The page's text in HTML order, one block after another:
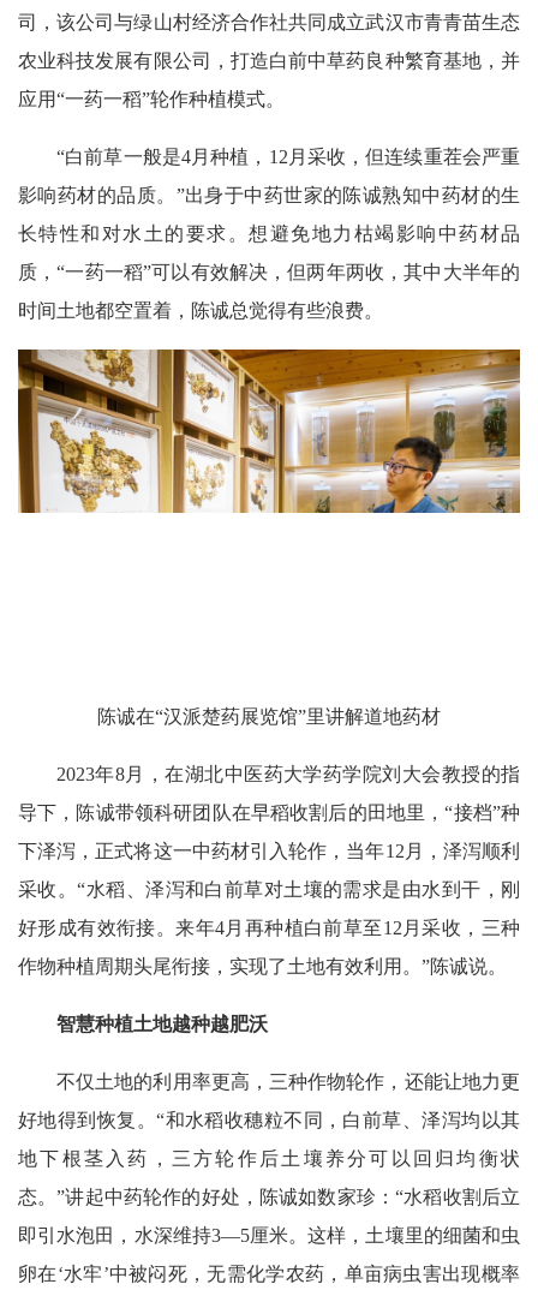
司，该公司与绿山村经济合作社共同成立武汉市青青苗生态
农业科技发展有限公司，打造白前中草药良种繁育基地，并
应用“一药一稻”轮作种植模式。
“白前草一般是4月种植，12月采收，但连续重茬会严重
影响药材的品质。”出身于中药世家的陈诚熟知中药材的生
长特性和对水土的要求。想避免地力枯竭影响中药材品
质，“一药一稻”可以有效解决，但两年两收，其中大半年的
时间土地都空置着，陈诚总觉得有些浪费。
陈诚在“汉派楚药展览馆”里讲解道地药材
2023年8月，在湖北中医药大学药学院刘大会教授的指
导下，陈诚带领科研团队在早稻收割后的田地里，“接档”种
下泽泻，正式将这一中药材引入轮作，当年12月，泽泻顺利
采收。“水稻、泽泻和白前草对土壤的需求是由水到干，刚
好形成有效衔接。来年4月再种植白前草至12月采收，三种
作物种植周期头尾衔接，实现了土地有效利用。”陈诚说。
智慧种植土地越种越肥沃
不仅土地的利用率更高，三种作物轮作，还能让地力更
好地得到恢复。“和水稻收穗粒不同，白前草、泽泻均以其
地下根茎入药，三方轮作后土壤养分可以回归均衡状
态。”讲起中药轮作的好处，陈诚如数家珍：“水稻收割后立
即引水泡田，水深维持3—5厘米。这样，土壤里的细菌和虫
卵在‘水牢’中被闷死，无需化学农药，单亩病虫害出现概率